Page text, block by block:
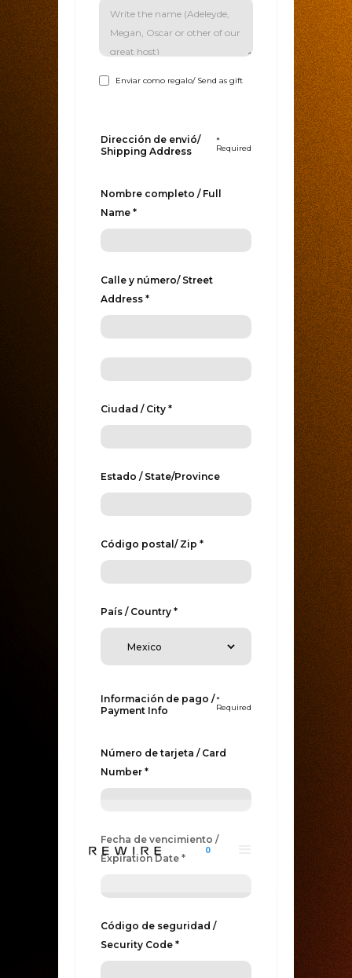
0
Enviar como regalo/ Send as gift
Dirección de envió/
Shipping Address
*
Required
Nombre completo / Full
Name *
Calle y número/ Street
Address *
Ciudad / City *
Estado / State/Province
Código postal/ Zip *
País / Country *
Información de pago /
Payment Info
*
Required
Número de tarjeta / Card
Number *
Fecha de vencimiento /
Expiration Date *
Código de seguridad /
Security Code *